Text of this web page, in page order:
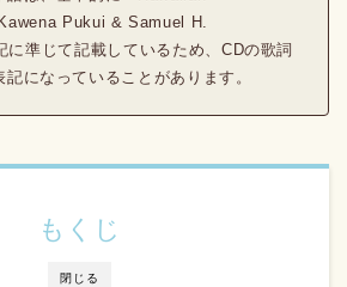
Pukui & Samuel H.
に準じて記載しているため、CDの歌詞
になっていることがあります。
閉じる
もくじ